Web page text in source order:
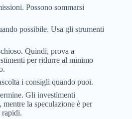
Possono sommarsi
possibile. Usa gli strumenti
Quindi, prova a
per ridurre al minimo
i consigli quando puoi.
Gli investimenti
la speculazione è per
rapidi.